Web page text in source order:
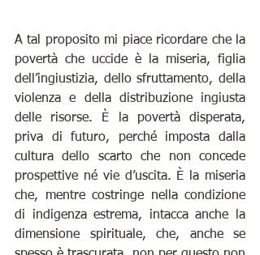
A tal proposito mi piace ricordare che la
povertà che uccide è la miseria, figlia
dell’ingiustizia, dello sfruttamento, della
violenza e della distribuzione ingiusta
delle risorse. È la povertà disperata,
priva di futuro, perché imposta dalla
cultura dello scarto che non concede
prospettive né vie d’uscita. È la miseria
che, mentre costringe nella condizione
di indigenza estrema, intacca anche la
dimensione spirituale, che, anche se